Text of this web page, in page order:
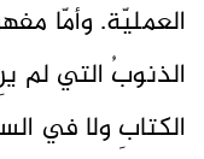
العمليّة. وأمّا
الذنوبُ التي لم
الكتابِ ولا في